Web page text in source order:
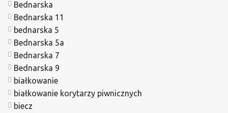
Bednarska
Bednarska 11
bednarska 5
Bednarska 5a
Bednarska 7
Bednarska 9
białkowanie
białkowanie korytarzy piwnicznych
biecz